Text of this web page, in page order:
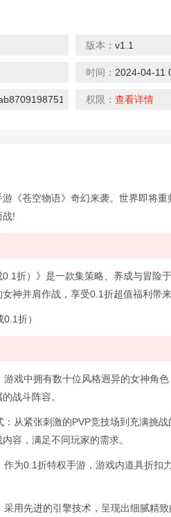
版本： v1.1
时间： 2024-04-11
权限： 查看详情
《苍空物语》奇幻来袭。世界即将
战!
0.1折）》是一款集策略、养成与冒
神并肩作战，享受0.1折超值福利带来
游戏中拥有数十位风格迥异的女神角
战斗阵容。
：从紧张刺激的PVP竞技场到充满挑
容，满足不同玩家的需求。
作为0.1折特权手游，游戏内道具折扣
用先进的引擎技术，呈现出细腻精